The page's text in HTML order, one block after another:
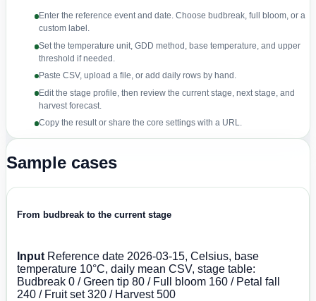
Enter the reference event and date. Choose budbreak, full bloom, or a
custom label.
Set the temperature unit, GDD method, base temperature, and upper
threshold if needed.
Paste CSV, upload a file, or add daily rows by hand.
Edit the stage profile, then review the current stage, next stage, and
harvest forecast.
Copy the result or share the core settings with a URL.
Sample cases
From budbreak to the current stage
InputReference date 2026-03-15, Celsius, base
temperature 10°C, daily mean CSV, stage table:
Budbreak 0 / Green tip 80 / Full bloom 160 / Petal fall
240 / Fruit set 320 / Harvest 500